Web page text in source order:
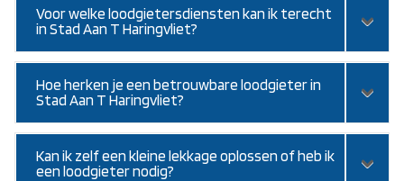
Voor welke loodgietersdiensten kan ik terecht
in Stad Aan T Haringvliet?
Hoe herken je een betrouwbare loodgieter in
Stad Aan T Haringvliet?
Kan ik zelf een kleine lekkage oplossen of heb ik
een loodgieter nodig?